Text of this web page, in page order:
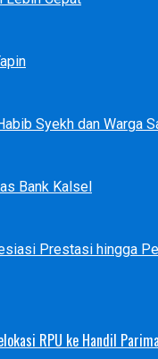
Syekh dan Warga
Bank Kalsel
Prestasi hingga
RPU ke Handil